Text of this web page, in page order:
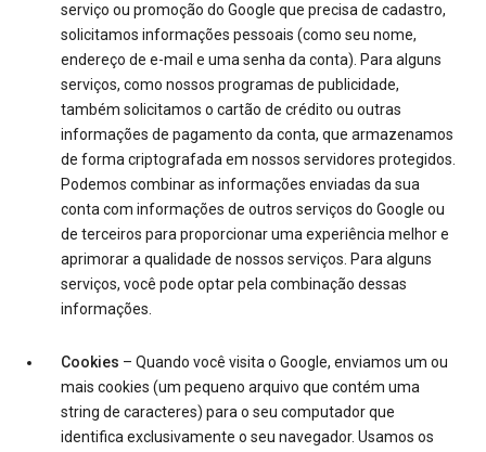
serviço ou promoção do Google que precisa de cadastro,
solicitamos informações pessoais (como seu nome,
endereço de e-mail e uma senha da conta). Para alguns
serviços, como nossos programas de publicidade,
também solicitamos o cartão de crédito ou outras
informações de pagamento da conta, que armazenamos
de forma criptografada em nossos servidores protegidos.
Podemos combinar as informações enviadas da sua
conta com informações de outros serviços do Google ou
de terceiros para proporcionar uma experiência melhor e
aprimorar a qualidade de nossos serviços. Para alguns
serviços, você pode optar pela combinação dessas
informações.
Cookies – Quando você visita o Google, enviamos um ou
mais cookies (um pequeno arquivo que contém uma
string de caracteres) para o seu computador que
identifica exclusivamente o seu navegador. Usamos os